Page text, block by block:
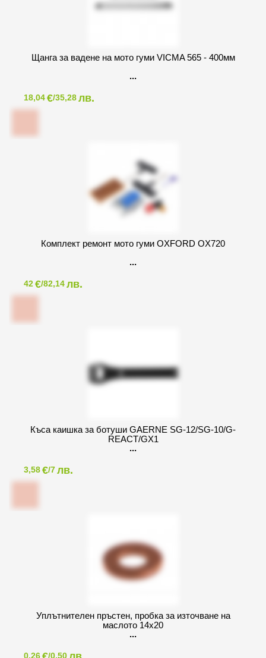
Щанга за вадене на мото гуми VICMA 565 - 400мм
18,04€/35,28лв.
Комплект ремонт мото гуми OXFORD OX720
42€/82,14лв.
Къса каишка за ботуши GAERNE SG-12/SG-10/G-
REACT/GX1
3,58€/7лв.
Уплътнителен пръстен, пробка за източване на
маслото 14x20
0,26 /0,50